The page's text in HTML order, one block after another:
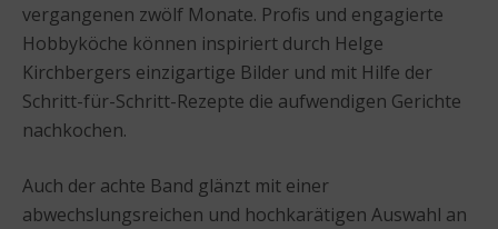
vergangenen zwölf Monate. Profis und engagierte
Hobbyköche können inspiriert durch Helge
Kirchbergers einzigartige Bilder und mit Hilfe der
Schritt-für-Schritt-Rezepte die aufwendigen Gerichte
nachkochen.
Auch der achte Band glänzt mit einer
abwechslungsreichen und hochkarätigen Auswahl an